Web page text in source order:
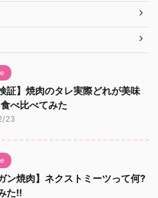
証】焼肉のタレ実際どれが美味
べ比べてみた
23
ン焼肉】ネクストミーツって何?
た!!